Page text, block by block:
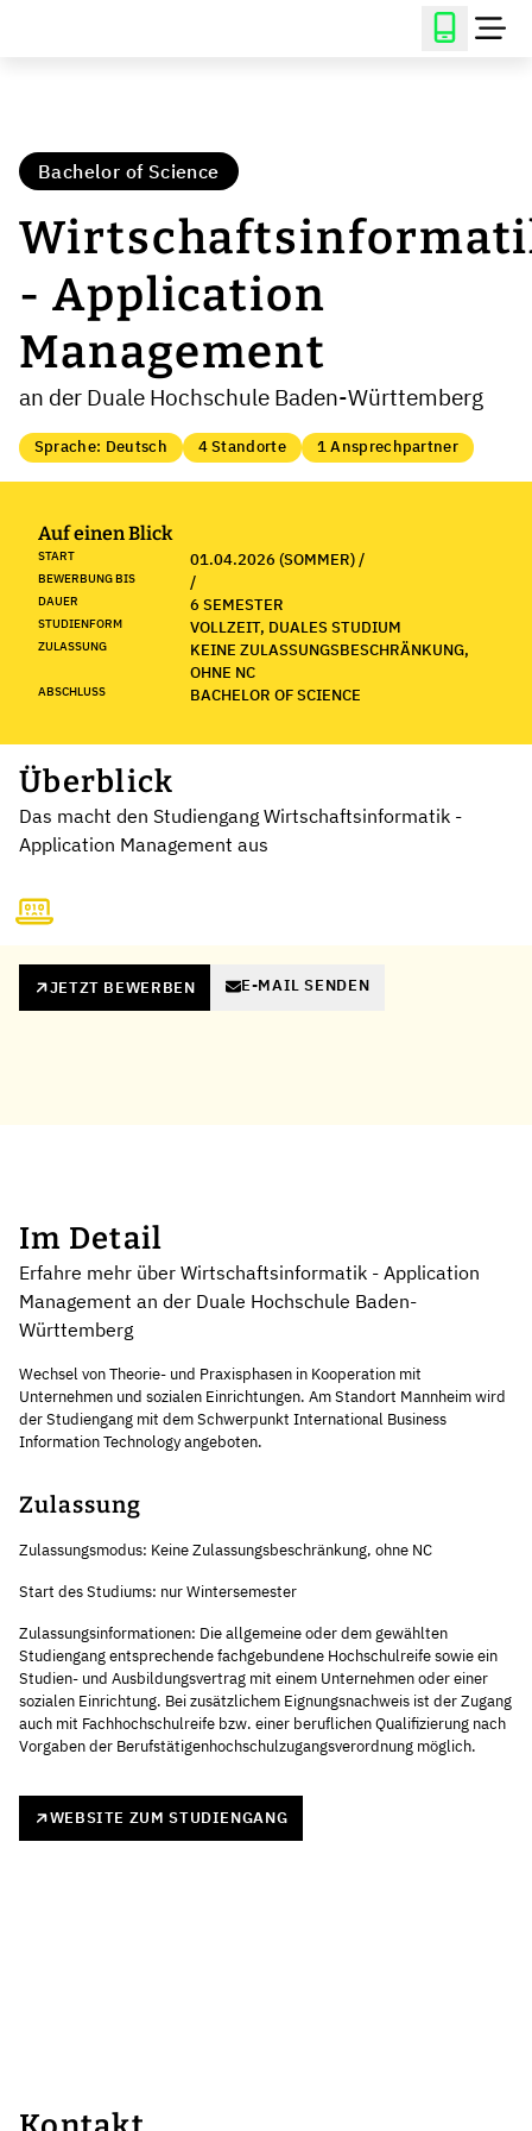
Bachelor of Science
- Application
Management
an der Duale Hochschule Baden-Württemberg
Sprache: Deutsch 4 Standorte 1 Ansprechpartner
Auf einen Blick
START 01.04.2026 (SOMMER) /
BEWERBUNG BIS /
DAUER 6 SEMESTER
STUDIENFORM VOLLZEIT, DUALES STUDIUM
ZULASSUNG
KEINE ZULASSUNGSBESCHRÄNKUNG,
OHNE NC
ABSCHLUSS BACHELOR OF SCIENCE
Überblick
Das macht den Studiengang Wirtschaftsinformatik -
Application Management aus
JETZT BEWERBEN E-MAIL SENDEN
Im Detail
Erfahre mehr über Wirtschaftsinformatik - Application
Management an der Duale Hochschule Baden-
Württemberg
Wechsel von Theorie- und Praxisphasen in Kooperation mit
Unternehmen und sozialen Einrichtungen. Am Standort Mannheim wird
der Studiengang mit dem Schwerpunkt International Business
Information Technology angeboten.
Zulassung
Zulassungsmodus: Keine Zulassungsbeschränkung, ohne NC
Start des Studiums: nur Wintersemester
Zulassungsinformationen: Die allgemeine oder dem gewählten
Studiengang entsprechende fachgebundene Hochschulreife sowie ein
Studien- und Ausbildungsvertrag mit einem Unternehmen oder einer
sozialen Einrichtung. Bei zusätzlichem Eignungsnachweis ist der Zugang
auch mit Fachhochschulreife bzw. einer beruflichen Qualifizierung nach
Vorgaben der Berufstätigenhochschulzugangsverordnung möglich.
WEBSITE ZUM STUDIENGANG